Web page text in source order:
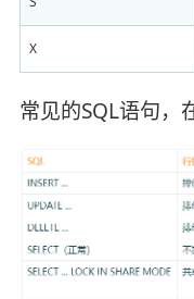
X
常见的SQL语句，